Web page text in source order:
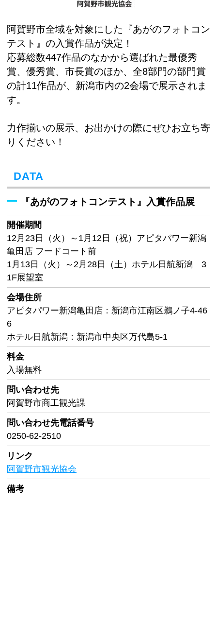
阿賀野市全域を対象にした『あがのフォトコン
テスト』の入賞作品が決定！
応募総数447作品のなかから選ばれた最優秀
賞、優秀賞、市長賞のほか、全8部門の部門賞
の計11作品が、新潟市内の2会場で展示されま
す。
力作揃いの展示、お出かけの際にぜひお立ち寄
りください！
DATA
『あがのフォトコンテスト』入賞作品展
開催期間
12月23日（火）～1月12日（祝）アピタパワー新潟
亀田店 フードコート前
1月13日（火）～2月28日（土）ホテル日航新潟 3
1F展望室
会場住所
アピタパワー新潟亀田店：新潟市江南区鵜ノ子4-46
6
ホテル日航新潟：新潟市中央区万代島5-1
料金
入場無料
問い合わせ先
阿賀野市商工観光課
問い合わせ先電話番号
0250-62-2510
リンク
阿賀野市観光協会
備考